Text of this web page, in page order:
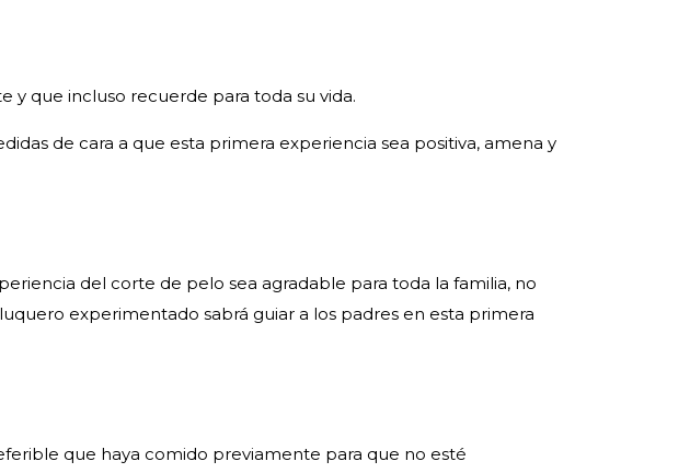
que incluso recuerde para toda su vida.
de cara a que esta primera experiencia sea positiva, amena y
del corte de pelo sea agradable para toda la familia, no
experimentado sabrá guiar a los padres en esta primera
que haya comido previamente para que no esté